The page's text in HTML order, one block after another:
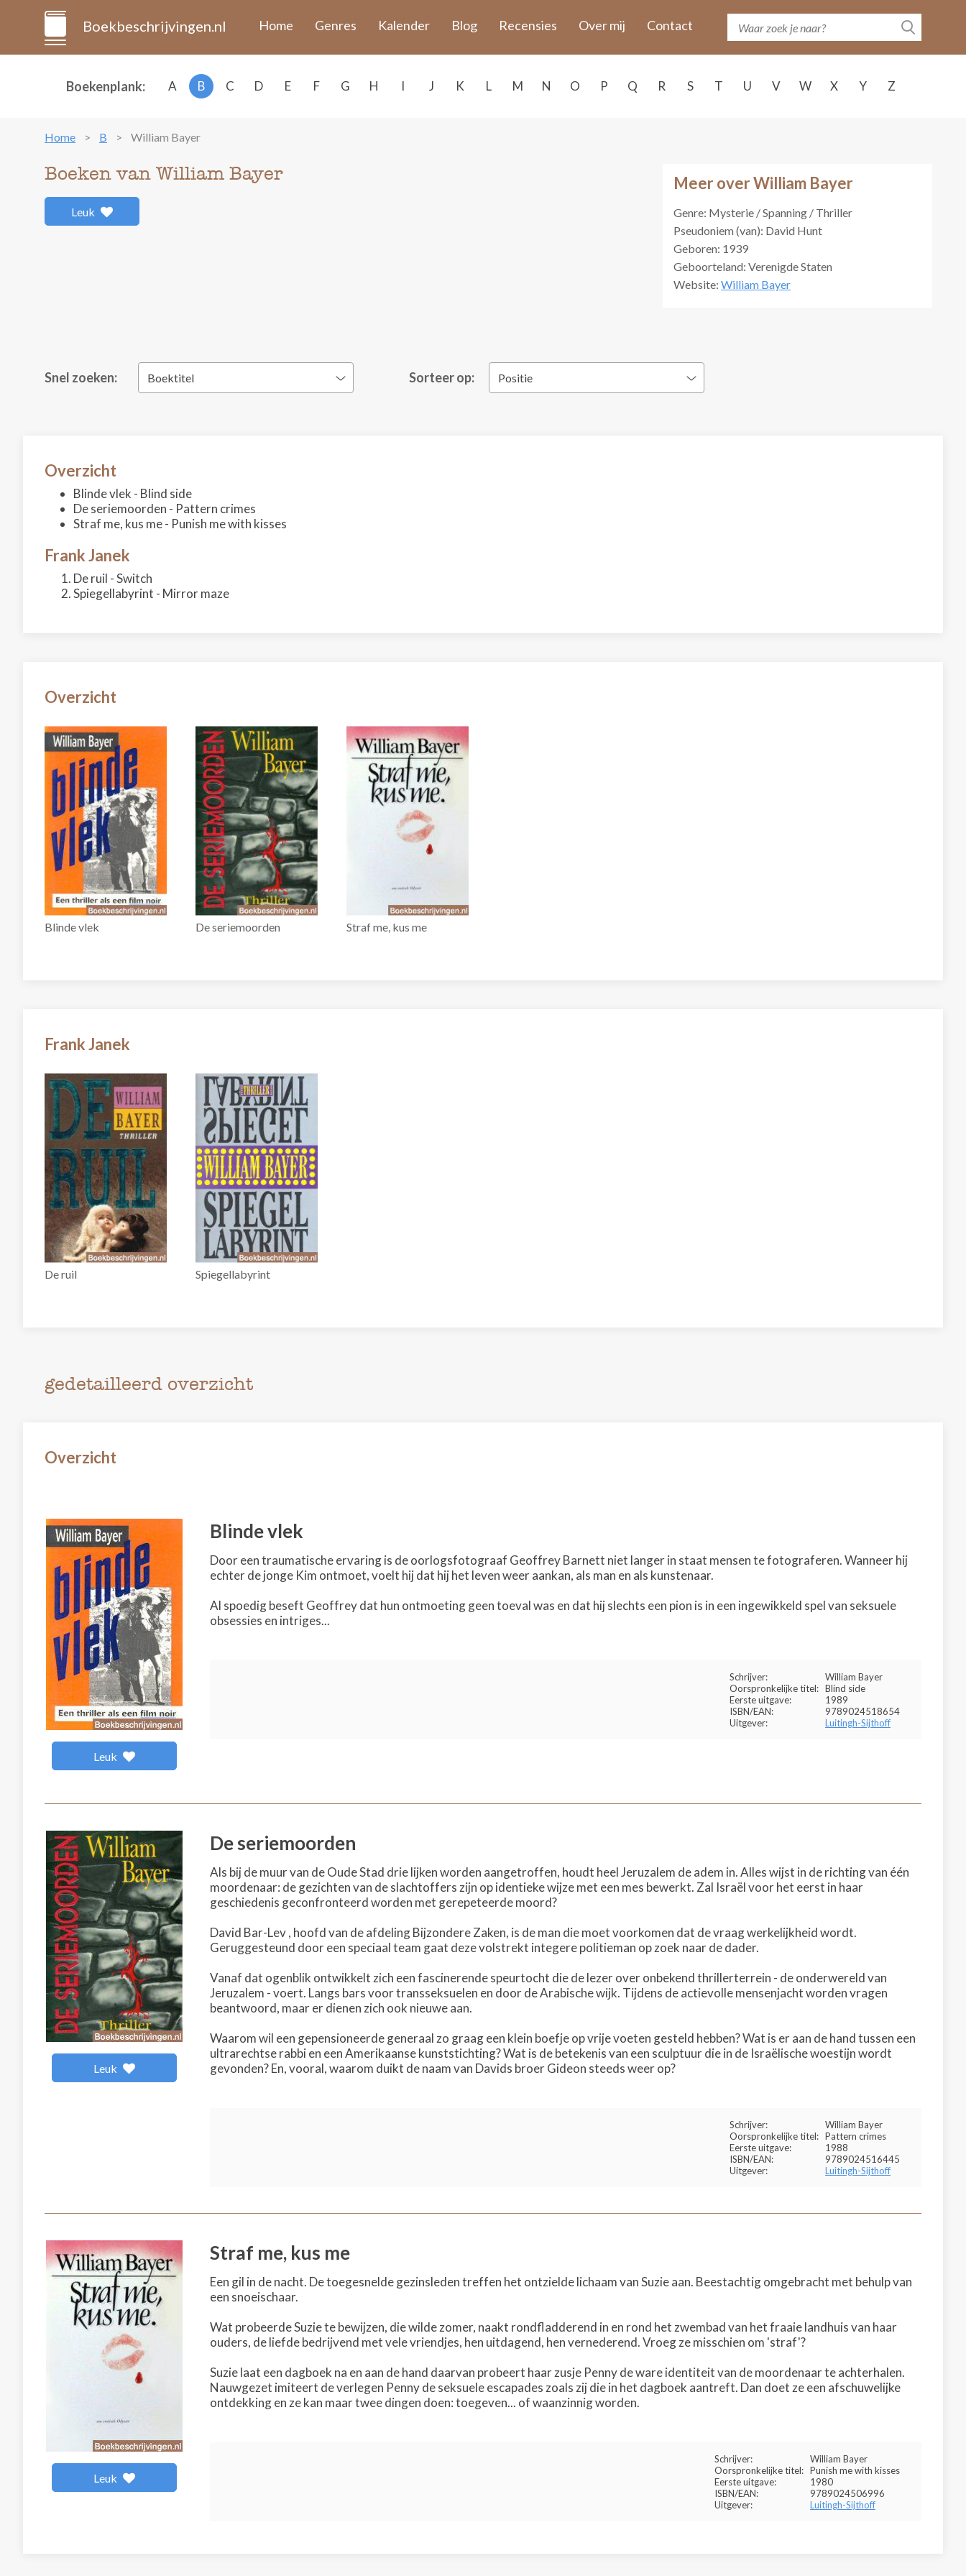
Boekbeschrijvingen.nl Home Genres Kalender Blog Recensies Over mij Contact
Boekenplank: A B C D E F G H I J K L M N O P Q R S T U V W X Y Z
Home B William Bayer
Meer over William Bayer
Genre: Mysterie / Spanning / Thriller
Pseudoniem (van): David Hunt
Geboren: 1939
Geboorteland: Verenigde Staten
Website: William Bayer
Boeken van William Bayer
Leuk
Snel zoeken: Boektitel Sorteer op: Positie
Overzicht
Blinde vlek - Blind side
De seriemoorden - Pattern crimes
Straf me, kus me - Punish me with kisses
Frank Janek
De ruil - Switch
Spiegellabyrint - Mirror maze
Overzicht
Blinde vlek De seriemoorden Straf me, kus me
Frank Janek
De ruil Spiegellabyrint
gedetailleerd overzicht
Overzicht
Leuk
Blinde vlek
Door een traumatische ervaring is de oorlogsfotograaf Geoffrey Barnett niet langer in staat mensen te fotograferen. Wanneer hij
echter de jonge Kim ontmoet, voelt hij dat hij het leven weer aankan, als man en als kunstenaar.
Al spoedig beseft Geoffrey dat hun ontmoeting geen toeval was en dat hij slechts een pion is in een ingewikkeld spel van seksuele
obsessies en intriges...
Schrijver:
William Bayer
Oorspronkelijke titel: Blind side
Eerste uitgave:
1989
ISBN/EAN:
9789024518654
Uitgever:
Luitingh-Sijthoff
Leuk
De seriemoorden
Als bij de muur van de Oude Stad drie lijken worden aangetroffen, houdt heel Jeruzalem de adem in. Alles wijst in de richting van één
moordenaar: de gezichten van de slachtoffers zijn op identieke wijze met een mes bewerkt. Zal Israël voor het eerst in haar
geschiedenis geconfronteerd worden met gerepeteerde moord?
David Bar-Lev , hoofd van de afdeling Bijzondere Zaken, is de man die moet voorkomen dat de vraag werkelijkheid wordt.
Geruggesteund door een speciaal team gaat deze volstrekt integere politieman op zoek naar de dader.
Vanaf dat ogenblik ontwikkelt zich een fascinerende speurtocht die de lezer over onbekend thrillerterrein - de onderwereld van
Jeruzalem - voert. Langs bars voor transseksuelen en door de Arabische wijk. Tijdens de actievolle mensenjacht worden vragen
beantwoord, maar er dienen zich ook nieuwe aan.
Waarom wil een gepensioneerde generaal zo graag een klein boefje op vrije voeten gesteld hebben? Wat is er aan de hand tussen een
ultrarechtse rabbi en een Amerikaanse kunststichting? Wat is de betekenis van een sculptuur die in de Israëlische woestijn wordt
gevonden? En, vooral, waarom duikt de naam van Davids broer Gideon steeds weer op?
Schrijver:
William Bayer
Oorspronkelijke titel: Pattern crimes
Eerste uitgave:
1988
ISBN/EAN:
9789024516445
Uitgever:
Luitingh-Sijthoff
Leuk
Straf me, kus me
Een gil in de nacht. De toegesnelde gezinsleden treffen het ontzielde lichaam van Suzie aan. Beestachtig omgebracht met behulp van
een snoeischaar.
Wat probeerde Suzie te bewijzen, die wilde zomer, naakt rondfladderend in en rond het zwembad van het fraaie landhuis van haar
ouders, de liefde bedrijvend met vele vriendjes, hen uitdagend, hen vernederend. Vroeg ze misschien om 'straf'?
Suzie laat een dagboek na en aan de hand daarvan probeert haar zusje Penny de ware identiteit van de moordenaar te achterhalen.
Nauwgezet imiteert de verlegen Penny de seksuele escapades zoals zij die in het dagboek aantreft. Dan doet ze een afschuwelijke
ontdekking en ze kan maar twee dingen doen: toegeven... of waanzinnig worden.
Schrijver:
William Bayer
Oorspronkelijke titel: Punish me with kisses
Eerste uitgave:
1980
ISBN/EAN:
9789024506996
Uitgever:
Luitingh-Sijthoff